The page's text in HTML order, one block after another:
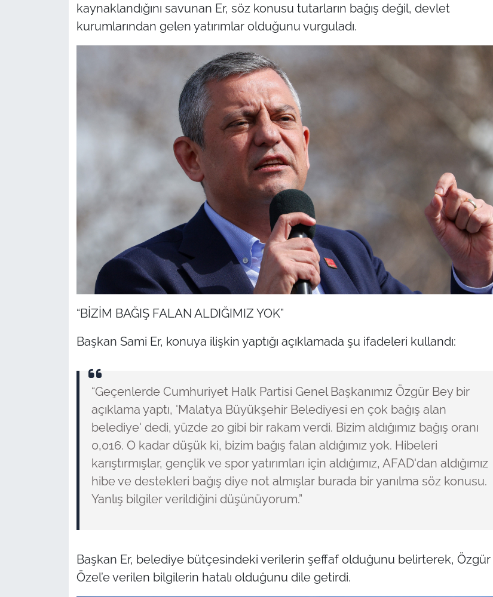
kaynaklandığını savunan Er, söz konusu tutarların bağış değil, devlet
kurumlarından gelen yatırımlar olduğunu vurguladı.
“BİZİM BAĞIŞ FALAN ALDIĞIMIZ YOK”
Başkan Sami Er, konuya ilişkin yaptığı açıklamada şu ifadeleri kullandı:
“Geçenlerde Cumhuriyet Halk Partisi Genel Başkanımız Özgür Bey bir
açıklama yaptı, 'Malatya Büyükşehir Belediyesi en çok bağış alan
belediye' dedi, yüzde 20 gibi bir rakam verdi. Bizim aldığımız bağış oranı
0,016. O kadar düşük ki, bizim bağış falan aldığımız yok. Hibeleri
karıştırmışlar, gençlik ve spor yatırımları için aldığımız, AFAD'dan aldığımız
hibe ve destekleri bağış diye not almışlar burada bir yanılma söz konusu.
Yanlış bilgiler verildiğini düşünüyorum.”
Başkan Er, belediye bütçesindeki verilerin şeffaf olduğunu belirterek, Özgür
Özel’e verilen bilgilerin hatalı olduğunu dile getirdi.